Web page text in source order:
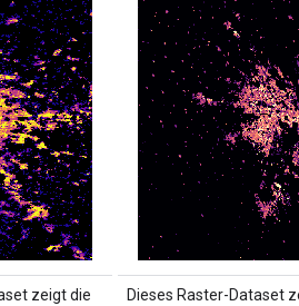
zeigt die
Dieses Raster-Dataset